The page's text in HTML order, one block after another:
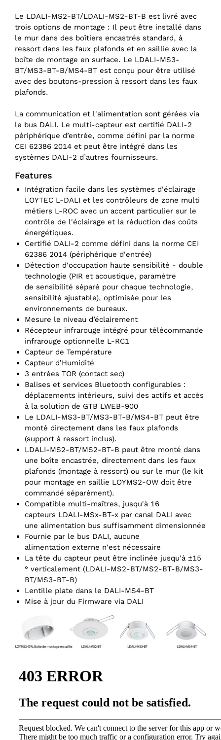
Le LDALI-MS2-BT/LDALI-MS2-BT-B est livré avec
trois options de montage : Il peut être installé dans
le mur dans des boîtiers encastrés standard, à
ressort dans les faux plafonds et en saillie avec la
boîte de montage en surface. Le LDALI-MS3-
BT/MS3-BT-B/MS4-BT est conçu pour être utilisé
avec des boutons-pression à ressort dans les faux
plafonds.
La communication et l'alimentation sont gérées via
le bus DALI. Le multi-capteur est certifié DALI-2
périphérique d’entrée, comme défini par la norme
CEI 62386 2014 et peut être intégré dans les
systèmes DALI-2 d’autres fournisseurs.
Features
Intégration facile dans les systèmes d'éclairage
LOYTEC L-DALI et les contrôleurs de zone multi
métiers L-ROC avec un accent particulier sur le
contrôle de l'éclairage et la réduction des coûts
énergétiques.
Certifié DALI-2 comme défini dans la norme CEI
62386 2014 (périphérique d'entrée)
Détection d'occupation haute sensibilité - double
technologie (PIR et acoustique, paramètre
de sensibilité séparé pour chaque technologie,
sensibilité ajustable), optimisée pour les
environnements de bureaux.
Mesure le niveau d’éclairement
Récepteur infrarouge intégré pour télécommande
infrarouge optionnelle L-RC1
Capteur de Température
Capteur d’Humidité
3 entrées TOR (contact sec)
Balises et services Bluetooth configurables :
déplacements intérieurs, suivi des actifs et accès
à la solution de GTB LWEB-900
Le LDALI-MS3-BT/MS3-BT-B/MS4-BT peut être
monté directement dans les faux plafonds
(support à ressort inclus).
LDALI-MS2-BT/MS2-BT-B peut être monté dans
une boîte encastrée, directement dans les faux
plafonds (montage à ressort) ou sur le mur (le kit
pour montage en saillie LOYMS2-OW doit être
commandé séparément).
Compatible multi-maîtres, jusqu'à 16
capteurs LDALI-MSx-BT-x par canal DALI avec
une alimentation bus suffisamment dimensionnée
Fournie par le bus DALI, aucune
alimentation externe n'est nécessaire
La tête du capteur peut être inclinée jusqu'à ±15
° verticalement (LDALI-MS2-BT/MS2-BT-B/MS3-
BT/MS3-BT-B)
Lentille plate dans le DALI-MS4-BT
Mise à jour du Firmware via DALI